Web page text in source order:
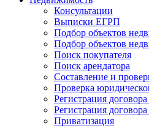
Консультации
Выписки ЕГРП
Подбор объектов
Подбор объектов
Поиск покупателя
Поиск арендатора
Составление и
Проверка
Регистрация
Регистрация
Приватизация